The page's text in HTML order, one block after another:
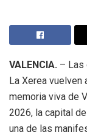
VALENCIA. – Las
La Xerea
memoria viva de
2026, la capital
una de las